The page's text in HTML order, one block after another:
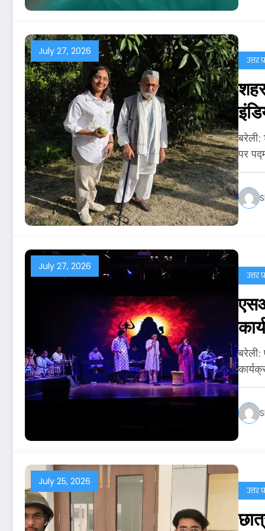
July 27, 2026
उत्तर
बरेली:
पर
July 27, 2026
उत्तर
बरेली:
July 25, 2026
उत्तर